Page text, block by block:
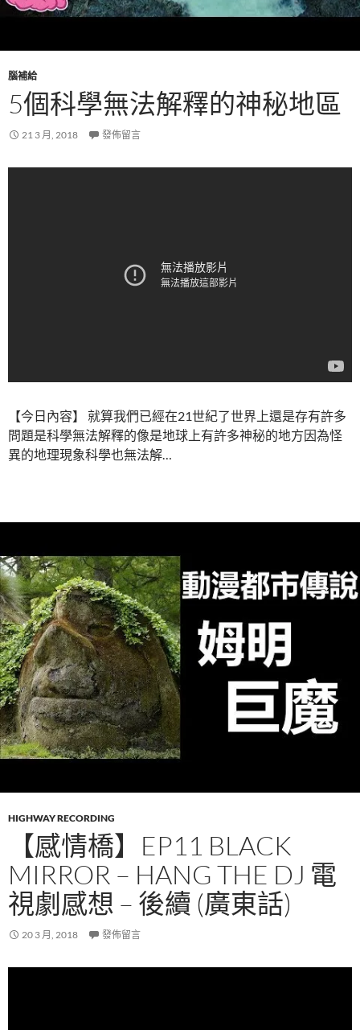
腦補給
5個科學無法解釋的神秘地區
21 3 月, 2018 發佈留言
【今日內容】 就算我們已經在21世紀了世界上還是存有許多
問題是科學無法解釋的像是地球上有許多神秘的地方因為怪
異的地理現象科學也無法解…
HIGHWAY RECORDING
【感情橋】EP11 BLACK
MIRROR – HANG THE DJ 電
視劇感想 – 後續 (廣東話)
20 3 月, 2018 發佈留言